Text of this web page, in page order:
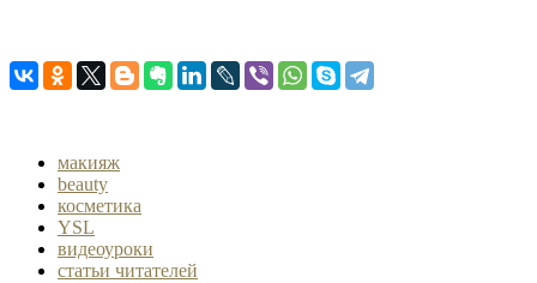
макияж
beauty
косметика
YSL
видеоуроки
статьи читателей